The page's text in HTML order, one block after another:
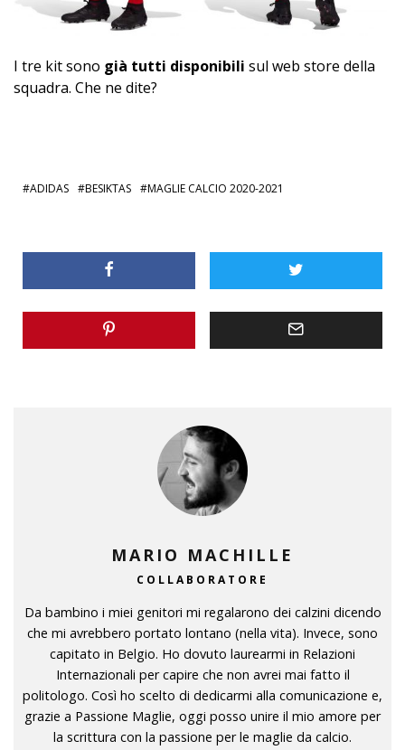
I tre kit sono già tutti disponibili sul web store della
squadra. Che ne dite?
ADIDAS BESIKTAS MAGLIE CALCIO 2020-2021
MARIO MACHILLE
COLLABORATORE
Da bambino i miei genitori mi regalarono dei calzini dicendo
che mi avrebbero portato lontano (nella vita). Invece, sono
capitato in Belgio. Ho dovuto laurearmi in Relazioni
Internazionali per capire che non avrei mai fatto il
politologo. Così ho scelto di dedicarmi alla comunicazione e,
grazie a Passione Maglie, oggi posso unire il mio amore per
la scrittura con la passione per le maglie da calcio.